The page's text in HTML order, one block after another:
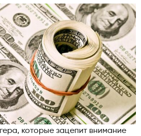
которые зацепит внимание